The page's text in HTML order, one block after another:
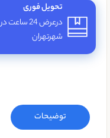
تحویل فوری
درعرض 24 ساعت در
شهرتهران
توضیحات